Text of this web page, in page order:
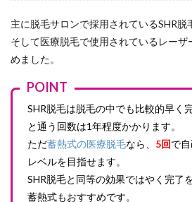
主に脱毛サロンで採用されているSHR脱
そして医療脱毛で使用されているレーザ
めました。
POINT
SHR脱毛は脱毛の中でも比較的早く
と通う回数は1年程度かかります。
ただ蓄熱式の医療脱毛なら、 5回で
レベルを目指せます。
SHR脱毛と同等の効果ではやく完了
蓄熱式もおすすめです。